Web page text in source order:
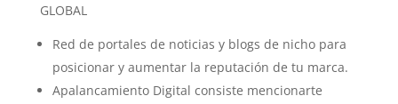
GLOBAL
Red de portales de noticias y blogs de nicho para
posicionar y aumentar la reputación de tu marca.
Apalancamiento Digital consiste mencionarte